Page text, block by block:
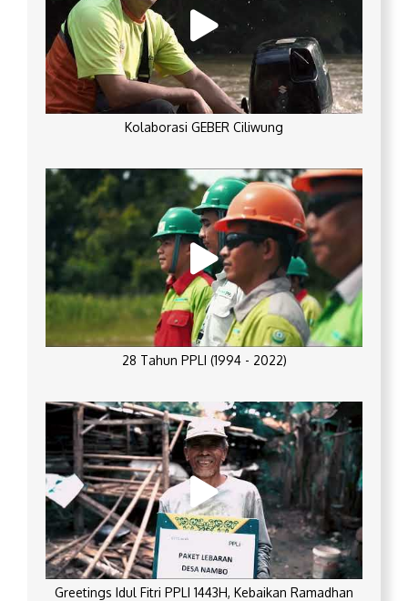
Kolaborasi GEBER Ciliwung
28 Tahun PPLI (1994 - 2022)
Greetings Idul Fitri PPLI 1443H, Kebaikan Ramadhan